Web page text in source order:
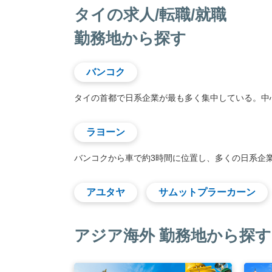
タイの求人/転職/就職
勤務地から探す
バンコク
タイの首都で日系企業が最も多く集中している。
ラヨーン
バンコクから車で約3時間に位置し、多くの日系企
アユタヤ サムットプラーカーン
アジア海外 勤務地から探す